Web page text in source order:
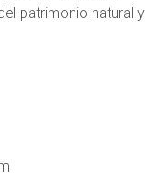
patrimonio natural y